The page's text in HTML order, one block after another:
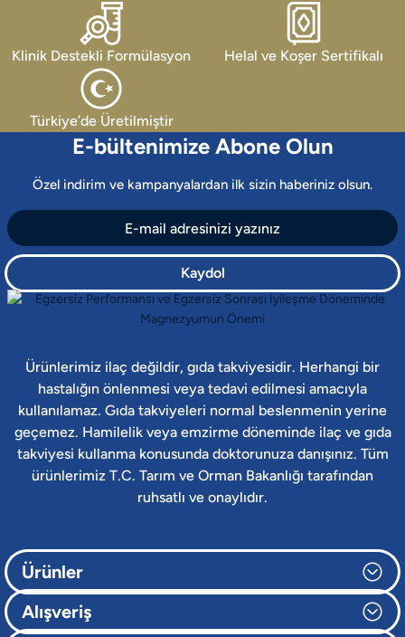
Klinik Destekli Formülasyon Helal ve Koşer Sertifikalı
Türkiye’de Üretilmiştir
E-bültenimize Abone Olun
Özel indirim ve kampanyalardan ilk sizin haberiniz olsun.
Kaydol
Ürünlerimiz ilaç değildir, gıda takviyesidir. Herhangi bir
hastalığın önlenmesi veya tedavi edilmesi amacıyla
kullanılamaz. Gıda takviyeleri normal beslenmenin yerine
geçemez. Hamilelik veya emzirme döneminde ilaç ve gıda
takviyesi kullanma konusunda doktorunuza danışınız. Tüm
ürünlerimiz T.C. Tarım ve Orman Bakanlığı tarafından
ruhsatlı ve onaylıdır.
Ürünler
Alışveriş